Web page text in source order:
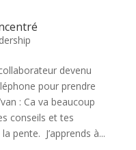
devenu
pour prendre
: Ca va beaucoup
conseils et tes
pente. J’apprends à...